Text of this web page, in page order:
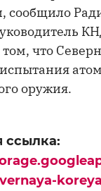
сообщило
что
оружия.
ссылка: